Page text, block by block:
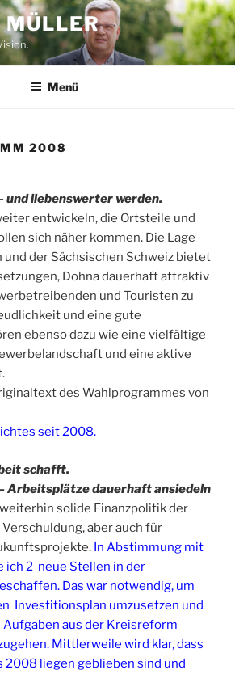
MÜLLER
Menü
2008
und liebenswerter werden.
entwickeln, die Ortsteile und
sich näher kommen. Die Lage
und der Sächsischen Schweiz bietet
Dohna dauerhaft attraktiv
und Touristen zu
und eine gute
ebenso dazu wie eine vielfältige
und eine aktive
des Wahlprogrammes von
seit 2008.
schafft.
Arbeitsplätze dauerhaft ansiedeln
solide Finanzpolitik der
aber auch für
In Abstimmung mit
ich 2 neue Stellen in der
Das war notwendig, um
Investitionsplan umzusetzen und
Aufgaben aus der Kreisreform
Mittlerweile wird klar, dass
2008 liegen geblieben sind und